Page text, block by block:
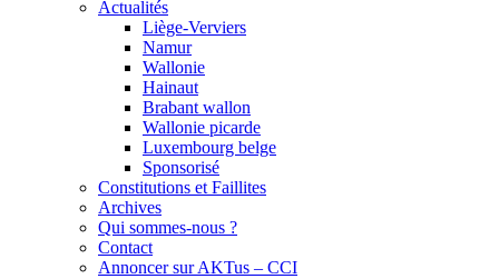
Actualités
Liège-Verviers
Namur
Wallonie
Hainaut
Brabant wallon
Wallonie picarde
Luxembourg belge
Sponsorisé
Constitutions et Faillites
Archives
Qui sommes-nous ?
Contact
Annoncer sur AKTus – CCI